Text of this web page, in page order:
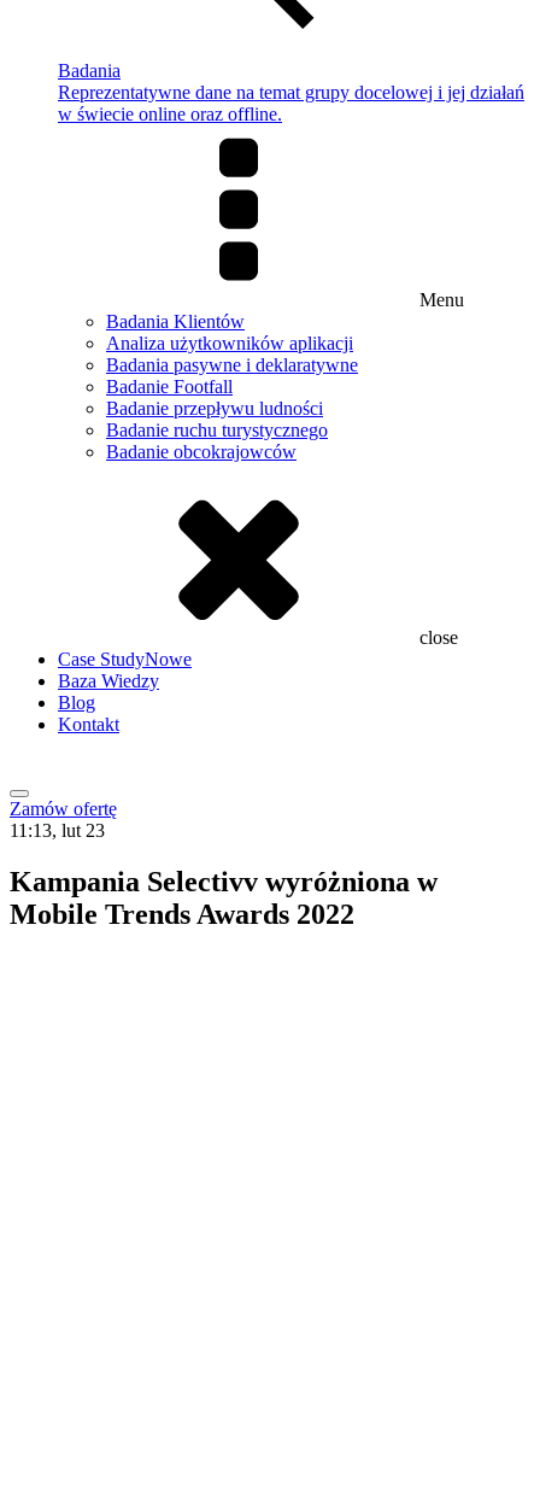
Badania
Reprezentatywne dane na temat grupy docelowej i jej działań
w świecie online oraz offline.
Menu
Badania Klientów
Analiza użytkowników aplikacji
Badania pasywne i deklaratywne
Badanie Footfall
Badanie przepływu ludności
Badanie ruchu turystycznego
Badanie obcokrajowców
close
Case StudyNowe
Baza Wiedzy
Blog
Kontakt
Zamów ofertę
11:13, lut 23
Kampania Selectivv wyróżniona w
Mobile Trends Awards 2022